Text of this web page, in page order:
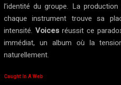
l’identité du groupe. La
chaque instrument trouve sa
intensité. Voicesréussit ce
immédiat, un album où la
naturellement.
Caught In A Web